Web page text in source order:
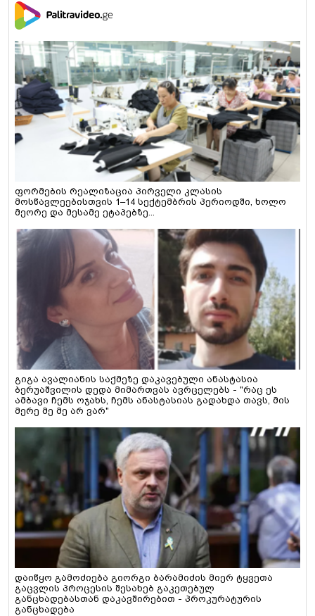
ფორმების რეალიზაცია პირველი კლასის
მოსწავლეებისთვის 1–14 სექტემბრის პერიოდში, ხოლო
მეორე და მესამე ეტაპებზე...
გიგა ავალიანის საქმეზე დაკავებული ანასტასია
ბერუაშვილის დედა მიმართვას ავრცელებს - "რაც ეს
ამბავი ჩემს ოჯახს, ჩემს ანასტასიას გადახდა თავს, მის
მერე მე მე არ ვარ"
დაიწყო გამოძიება გიორგი ბარამიძის მიერ ტყვეთა
გაცვლის პროცესის შესახებ გაკეთებულ
განცხადებასთან დაკავშირებით - პროკურატურის
განცხადება